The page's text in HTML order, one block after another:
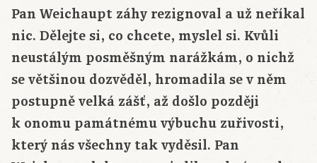
Pan Weichaupt záhy rezignoval a už neříkal
nic. Dělejte si, co chcete, myslel si. Kvůli
neustálým posměšným narážkám, o nichž
se většinou dozvěděl, hromadila se v něm
postupně velká zášť, až došlo později
k onomu památnému výbuchu zuřivosti,
který nás všechny tak vyděsil. Pan